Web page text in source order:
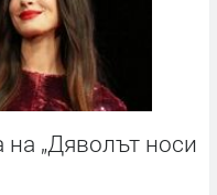
„Дяволът носи